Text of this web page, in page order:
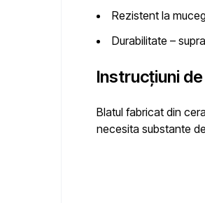
Rezistent la
Durabilitate –
Instrucțiuni
Blatul fabricat din
necesita substante